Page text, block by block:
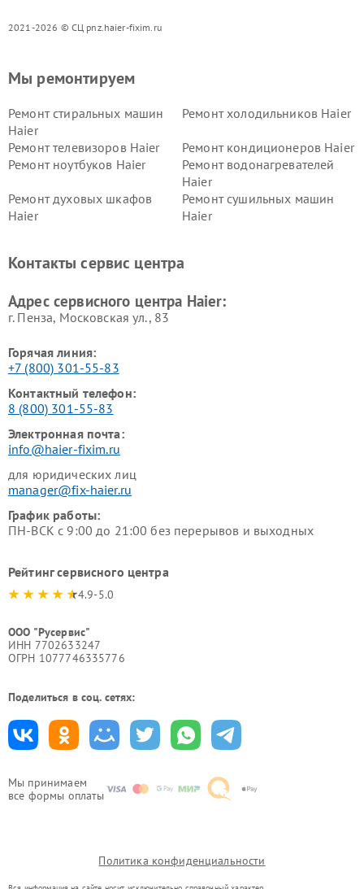
2021-2026 © СЦ pnz.haier-fixim.ru
Мы принимаем
все формы оплаты
Мы ремонтируем
Ремонт стиральных машин
Haier
Ремонт холодильников Haier
Ремонт телевизоров Haier
Ремонт кондиционеров Haier
Ремонт ноутбуков Haier
Ремонт водонагревателей
Haier
Ремонт духовых шкафов
Haier
Ремонт сушильных машин
Haier
Ремонт роботов-пылесосов
Ремонт посудомоечных
Контакты сервис центра
Адрес сервисного центра Haier:
г. Пенза, Московская ул., 83
Горячая линия:
+7 (800) 301-55-83
Контактный телефон:
8 (800) 301-55-83
Электронная почта:
info@haier-fixim.ru
для юридических лиц
manager@fix-haier.ru
График работы:
ПН-ВСК с 9:00 до 21:00 без перерывов и выходных
Рейтинг сервисного центра
4.9-5.0
ООО "Русервис"
ИНН 7702633247
ОГРН 1077746335776
Поделиться в соц. сетях:
Политика конфиденциальности